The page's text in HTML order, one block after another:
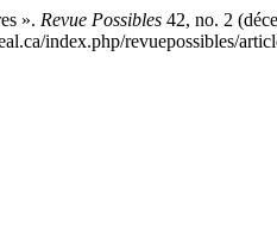
». Revue Possibles 42, no. 2
index.php/revuepossibles/